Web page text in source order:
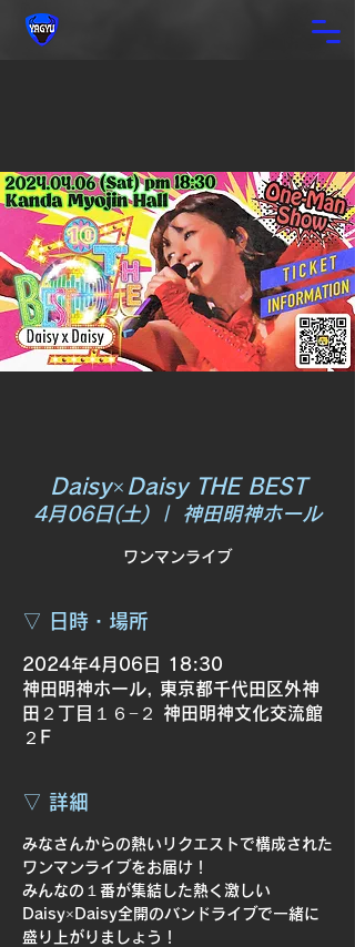
Daisy×Daisy THE BEST
4月06日(土)
  |
神田明神ホール
ワンマンライブ
▽ 日時・場所
2024年4月06日 18:30
神田明神ホール, 東京都千代田区外神
田２丁目１６−２ 神田明神文化交流館
２F
▽ 詳細
みなさんからの熱いリクエストで構成された
ワンマンライブをお届け！
みんなの１番が集結した熱く激しい
Daisy×Daisy全開のバンドライブで一緒に
盛り上がりましょう！